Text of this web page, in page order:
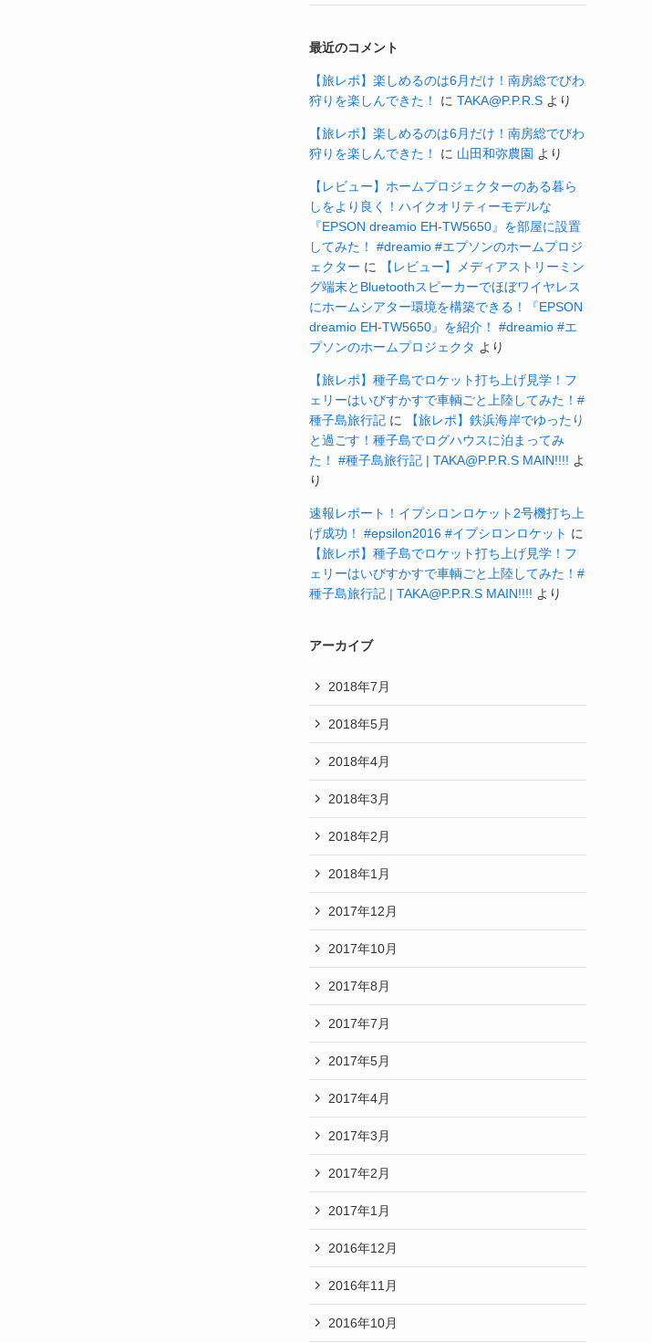
最近のコメント
【旅レポ】楽しめるのは6月だけ！南房総でびわ
狩りを楽しんできた！
に TAKA@P.P.R.S より
【旅レポ】楽しめるのは6月だけ！南房総でびわ
狩りを楽しんできた！
に 山田和弥農園 より
【レビュー】ホームプロジェクターのある暮ら
しをより良く！ハイクオリティーモデルな
『EPSON dreamio EH-TW5650』を部屋に設置
してみた！ #dreamio #エプソンのホームプロジ
ェクター に
【レビュー】メディアストリーミン
グ端末とBluetoothスピーカーでほぼワイヤレス
にホームシアター環境を構築できる！『EPSON
dreamio EH-TW5650』を紹介！ #dreamio #エ
プソンのホームプロジェクタ より
【旅レポ】種子島でロケット打ち上げ見学！フ
ェリーはいびすかすで車輌ごと上陸してみた！#
種子島旅行記 に
【旅レポ】鉄浜海岸でゆったり
と過ごす！種子島でログハウスに泊まってみ
た！ #種子島旅行記 | TAKA@P.P.R.S MAIN!!!! よ
り
速報レポート！イプシロンロケット2号機打ち上
げ成功！ #epsilon2016 #イプシロンロケット に
【旅レポ】種子島でロケット打ち上げ見学！フ
ェリーはいびすかすで車輌ごと上陸してみた！#
種子島旅行記 | TAKA@P.P.R.S MAIN!!!! より
アーカイブ
2018年7月
2018年5月
2018年4月
2018年3月
2018年2月
2018年1月
2017年12月
2017年10月
2017年8月
2017年7月
2017年5月
2017年4月
2017年3月
2017年2月
2017年1月
2016年12月
2016年11月
2016年10月